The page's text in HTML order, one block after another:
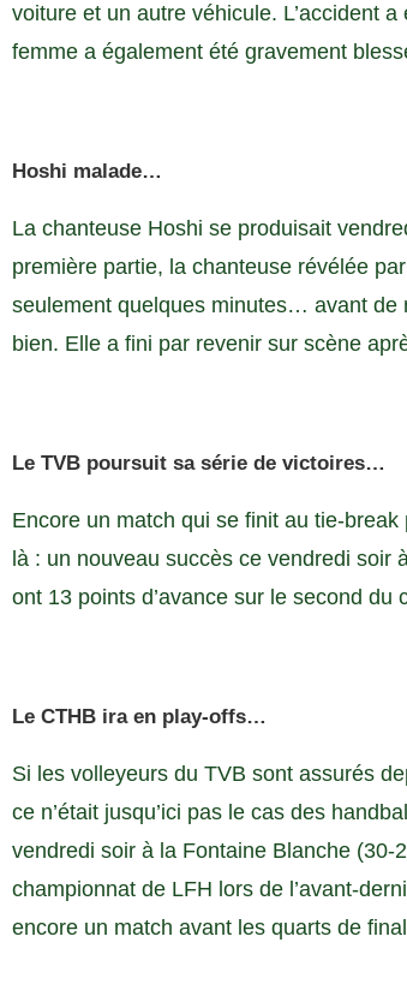
voiture et un autre véhicule. L’accident
femme a également été gravement
Hoshi malade…
La chanteuse Hoshi se produisait
première partie, la chanteuse révélée
seulement quelques minutes… avant de
bien. Elle a fini par revenir sur scène
Le TVB poursuit sa série de victoires…
Encore un match qui se finit au tie-
là : un nouveau succès ce vendredi soir
ont 13 points d’avance sur le second du
Le CTHB ira en play-offs…
Si les volleyeurs du TVB sont assurés
ce n’était jusqu’ici pas le cas des
vendredi soir à la Fontaine Blanche
championnat de LFH lors de l’avant-
encore un match avant les quarts de